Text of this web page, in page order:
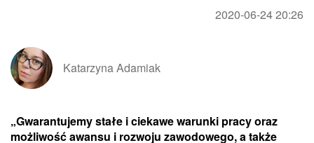
2020-06-24 20:26
Katarzyna Adamiak
„Gwarantujemy stałe i ciekawe warunki pracy oraz
możliwość awansu i rozwoju zawodowego, a także